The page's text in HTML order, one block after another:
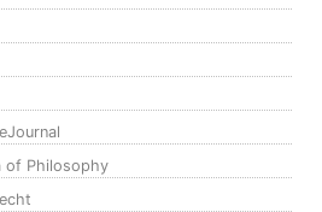
of Philosophy